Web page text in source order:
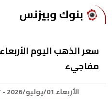
بنوك وبيزنس
مفاجيء
الأربعاء 01/يوليو/2026 - 12:17 ص